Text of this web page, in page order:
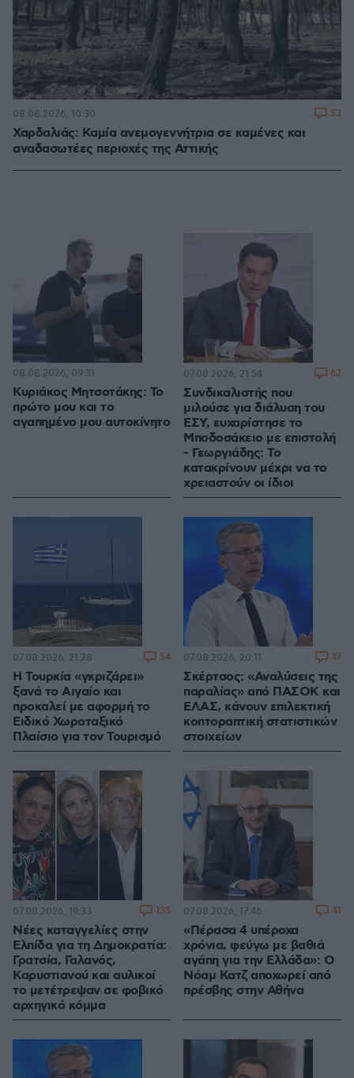
Χαρδαλιάς: Καμία ανεμογεννήτρια σε καμένες και
αναδασωτέες περιοχές της Αττικής
08.08.2026, 10:30 53
Κυριάκος Μητσοτάκης: Το
πρώτο μου και το
αγαπημένο μου αυτοκίνητο
08.08.2026, 09:31
Συνδικαλιστής που
μιλούσε για διάλυση του
ΕΣΥ, ευχαρίστησε το
Μποδοσάκειο με επιστολή
- Γεωργιάδης: Το
κατακρίνουν μέχρι να το
χρειαστούν οι ίδιοι
07.08.2026, 21:54 62
Η Τουρκία «γκριζάρει»
ξανά το Αιγαίο και
προκαλεί με αφορμή το
Ειδικό Χωροταξικό
Πλαίσιο για τον Τουρισμό
07.08.2026, 21:28 54
Σκέρτσος: «Αναλύσεις της
παραλίας» από ΠΑΣΟΚ και
ΕΛΑΣ, κάνουν επιλεκτική
κοπτοραπτική στατιστικών
στοιχείων
07.08.2026, 20:11 47
Νέες καταγγελίες στην
Ελπίδα για τη Δημοκρατία:
Γρατσία, Γαλανός,
Καρυστιανού και αυλικοί
το μετέτρεψαν σε φοβικό
αρχηγικό κόμμα
07.08.2026, 19:33 135
«Πέρασα 4 υπέροχα
χρόνια, φεύγω με βαθιά
αγάπη για την Ελλάδα»: Ο
Νόαμ Κατζ αποχωρεί από
πρέσβης στην Αθήνα
07.08.2026, 17:46 41